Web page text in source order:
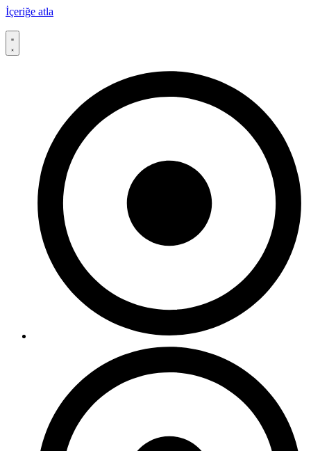
İçeriğe atla